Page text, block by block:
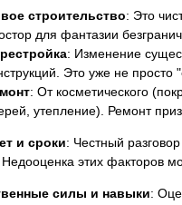
строительство: Это
для фантазии
: Изменение
Это уже не просто
: От косметического
утепление). Ремонт
и сроки: Честный
Недооценка этих факторов
силы и навыки: